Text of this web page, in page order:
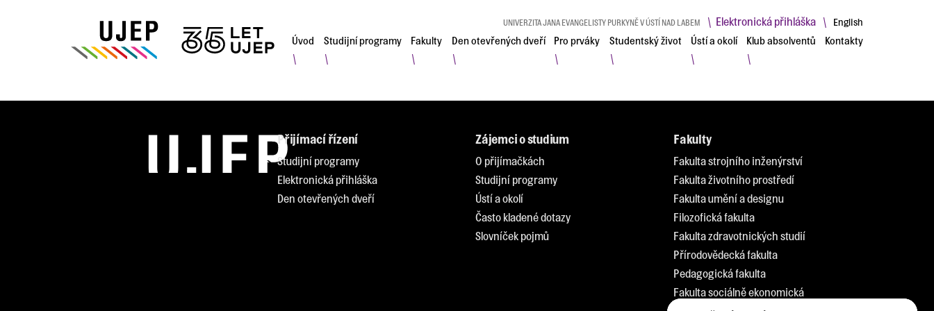
UNIVERZITA JANA EVANGELISTY PURKYNĚ V ÚSTÍ NAD LABEM \ Elektronická přihláška \ English
Úvod
\
Studijní programy
\
Fakulty
\
Den otevřených dveří
\
Pro prváky
\
Studentský život
\
Ústí a okolí
\
Klub absolventů
\
Kontakty
Přijímací řízení
Studijní programy
Elektronická přihláška
Den otevřených dveří
Zájemci o studium
O přijímačkách
Studijní programy
Ústí a okolí
Často kladené dotazy
Slovníček pojmů
Fakulty
Fakulta strojního inženýrství
Fakulta životního prostředí
Fakulta umění a designu
Filozofická fakulta
Fakulta zdravotnických studií
Přírodovědecká fakulta
Pedagogická fakulta
Fakulta sociálně ekonomická